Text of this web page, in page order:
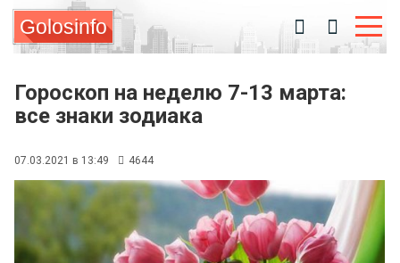
Golosinfo
Гороскоп на неделю 7-13 марта:
все знаки зодиака
07.03.2021 в 13:49 4644